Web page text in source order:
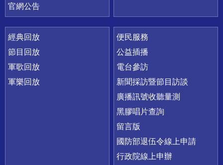
官網公告
經典回放
節目回放
軍歌回放
軍樂回放
便民服務
公益插播
電台參訪
新聞採訪暨節目訪談
廣播訊號收聽量測
黑膠唱片查詢
留言版
國防部退伍令線上申請
行政院線上申辦